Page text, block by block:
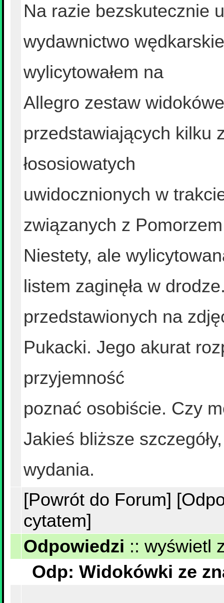
Na razie bezskutecznie
wydawnictwo
wylicytowałem na
Allegro zestaw
przedstawiających kilku
łososiowatych
uwidocznionych w
związanych z
Niestety, ale
listem zaginęła w
przedstawionych na
Pukacki. Jego akurat
przyjemność
poznać osobiście. Czy
Jakieś bliższe
wydania.
[Powrót do Forum]
cytatem]
Odpowiedzi :: wyświetl